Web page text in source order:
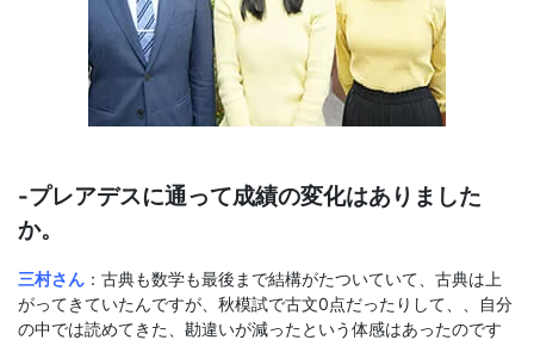
-プレアデスに通って成績の変化はありました
か。
三村さん ：古典も数学も最後まで結構がたついていて、古典は上
がってきていたんですが、秋模試で古文0点だったりして、、自分
の中では読めてきた、勘違いが減ったという体感はあったのです